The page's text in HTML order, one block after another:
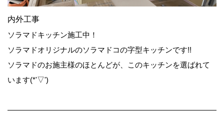
内外工事
ソラマドキッチン施工中！
ソラマドオリジナルのソラマドコの字型キッチンです!!
ソラマドのお施主様のほとんどが、このキッチンを選ばれて
います(*'▽')